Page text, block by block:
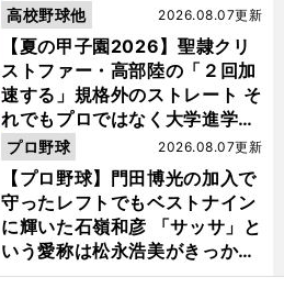
【夏の甲子園2026】聖隷クリ
ストファー・高部陸の「２回加
速する」規格外のストレート そ
れでもプロではなく大学進学を
選ぶ理由
2026.08.07更新
高校野球他
【プロ野球】門田博光の加入で
守ったレフトでもベストナイン
に輝いた石嶺和彦 「サッサ」と
いう愛称は松永浩美がきっか
け？
2026.08.07更新
プロ野球